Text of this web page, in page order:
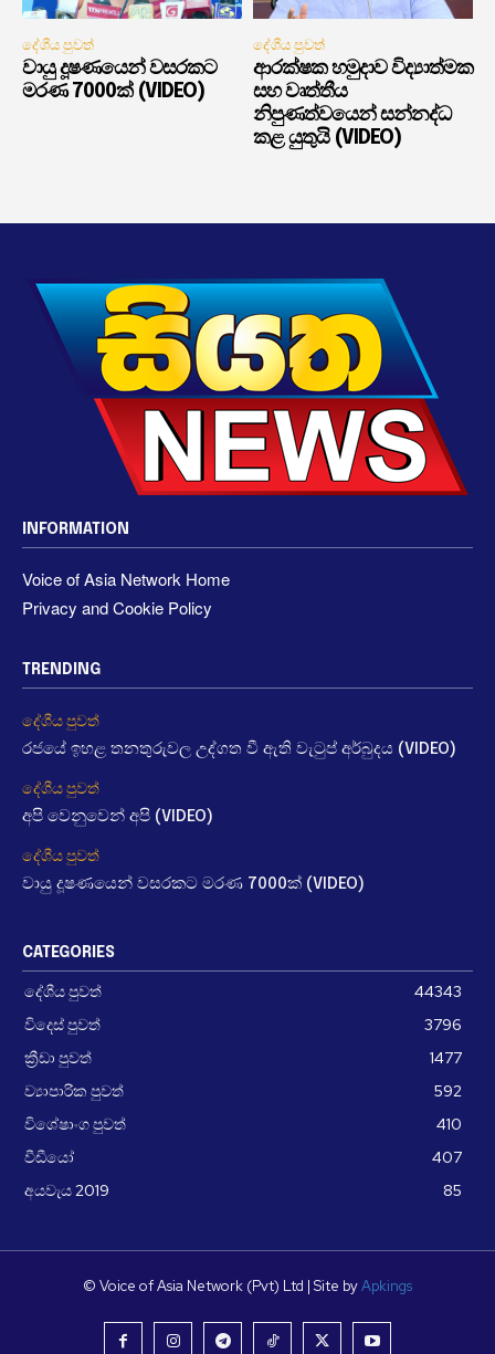
දේශීය පුවත්
වායු දූෂණයෙන් වසරකට
මරණ 7000ක් (VIDEO)
දේශීය පුවත්
ආරක්ෂක හමුදාව විද්‍යාත්මක
සහ වෘත්තීය
නිපුණත්වයෙන් සන්නද්ධ
කළ යුතුයි (VIDEO)
INFORMATION
Voice of Asia Network Home
Privacy and Cookie Policy
TRENDING
දේශීය පුවත්
රජයේ ඉහළ තනතුරුවල උද්ගත වී ඇති වැටුප් අර්බුදය (VIDEO)
දේශීය පුවත්
අපි වෙනුවෙන් අපි (VIDEO)
දේශීය පුවත්
වායු දූෂණයෙන් වසරකට මරණ 7000ක් (VIDEO)
CATEGORIES
දේශීය පුවත්
44343
විදෙස් පුවත්
3796
ක්‍රීඩා පුවත්
1477
ව්‍යාපාරික පුවත්
592
විශේෂාංග පුවත්
410
වීඩීයෝ
407
අයවැය 2019
85
© Voice of Asia Network (Pvt) Ltd | Site byApkings